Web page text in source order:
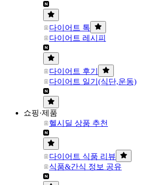
다이어트 톡
다이어트 레시피
다이어트 후기
다이어트 일기(식단,운동)
쇼핑·제품
헬시딜 상품 추천
다이어트 식품 리뷰
식품&간식 정보 공유